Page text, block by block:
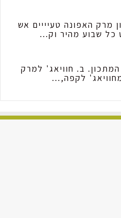
מרק האפונה טעיייים אש
כל שבוע מהיר וק...
ב. חוויאג' למרק
לקפה,...